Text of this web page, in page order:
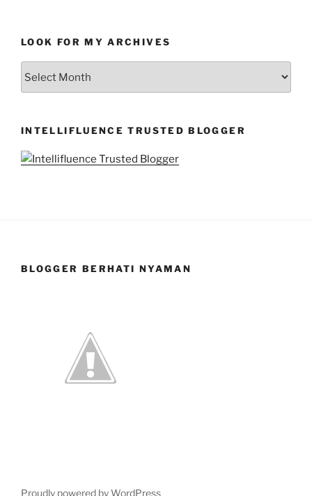
LOOK FOR MY ARCHIVES
INTELLIFLUENCE TRUSTED BLOGGER
BLOGGER BERHATI NYAMAN
Proudly powered by WordPress